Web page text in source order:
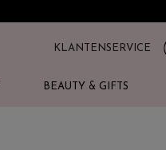
KLANTENSERVICE
BEAUTY & GIFTS